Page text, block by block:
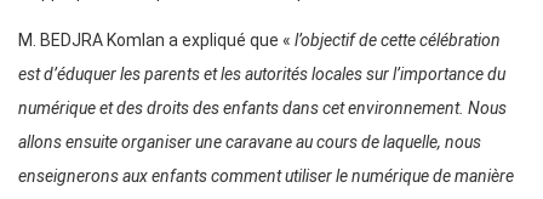
M. BEDJRA Komlan a expliqué que « l’objectif de cette célébration
est d’éduquer les parents et les autorités locales sur l’importance du
numérique et des droits des enfants dans cet environnement. Nous
allons ensuite organiser une caravane au cours de laquelle, nous
enseignerons aux enfants comment utiliser le numérique de manière